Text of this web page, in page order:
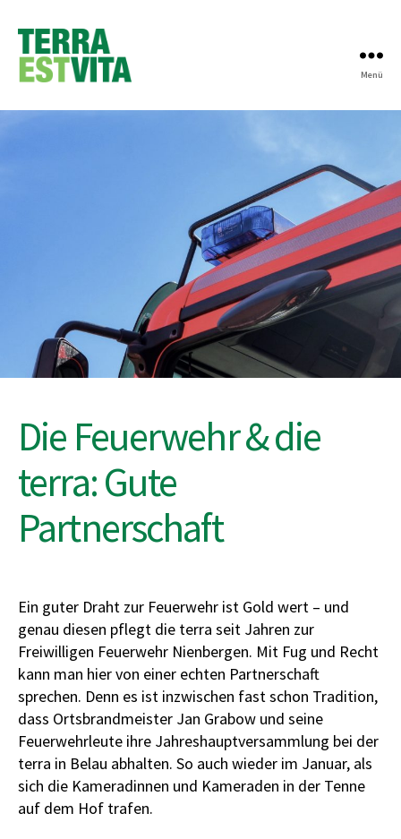
Menü
Die Feuerwehr & die
terra: Gute
Partnerschaft
Ein guter Draht zur Feuerwehr ist Gold wert – und
genau diesen pflegt die terra seit Jahren zur
Freiwilligen Feuerwehr Nienbergen. Mit Fug und Recht
kann man hier von einer echten Partnerschaft
sprechen. Denn es ist inzwischen fast schon Tradition,
dass Ortsbrandmeister Jan Grabow und seine
Feuerwehrleute ihre Jahreshauptversammlung bei der
terra in Belau abhalten. So auch wieder im Januar, als
sich die Kameradinnen und Kameraden in der Tenne
auf dem Hof trafen.